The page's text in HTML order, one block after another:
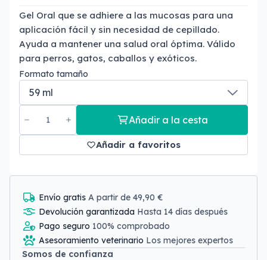
Gel Oral que se adhiere a las mucosas para una
aplicación fácil y sin necesidad de cepillado.
Ayuda a mantener una salud oral óptima. Válido
para perros, gatos, caballos y exóticos.
Formato tamaño
Añadir a la cesta
Añadir a favoritos
Envío gratis A partir de 49,90 €
Devolución garantizada Hasta 14 días después
Pago seguro 100% comprobado
Asesoramiento veterinario Los mejores expertos
Somos de confianza